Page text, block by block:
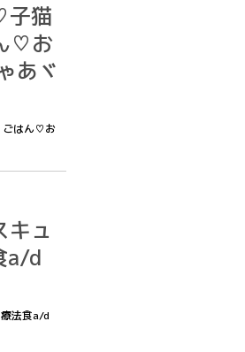
猫
♡お
あヾ
はん♡お
ュ
a/d
法食a/d